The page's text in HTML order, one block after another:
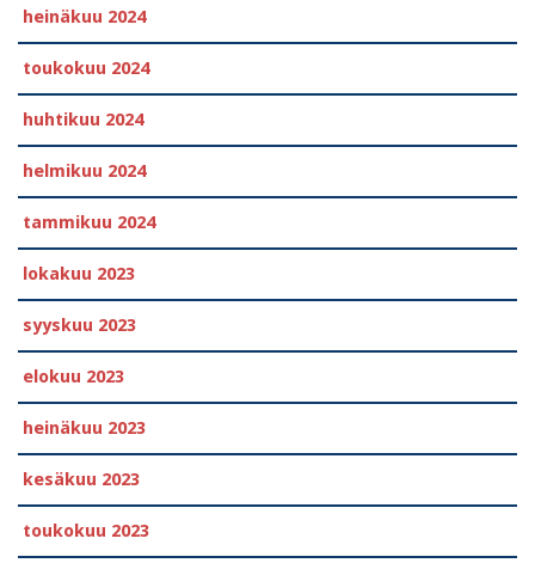
heinäkuu 2024
toukokuu 2024
huhtikuu 2024
helmikuu 2024
tammikuu 2024
lokakuu 2023
syyskuu 2023
elokuu 2023
heinäkuu 2023
kesäkuu 2023
toukokuu 2023